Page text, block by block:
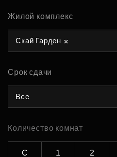
Жилой комплекс
Скай Гарден
Срок сдачи
Все
Количество комнат
С 1 2